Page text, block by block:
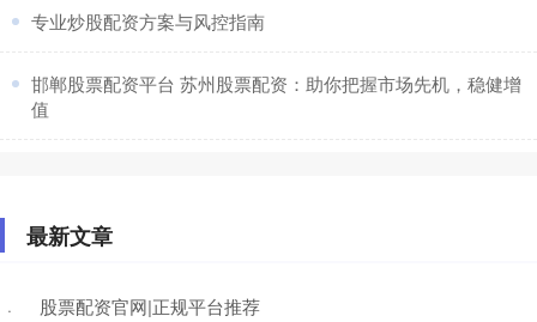
​专业炒股配资方案与风控指南
​邯郸股票配资平台 苏州股票配资：助你把握市场先机，稳健增
值
最新文章
· 股票配资官网|正规平台推荐